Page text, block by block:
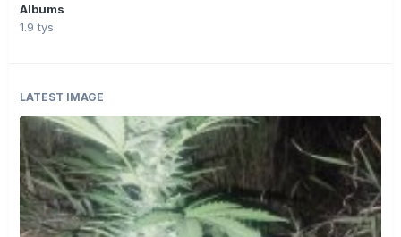
Albums
1.9 tys.
LATEST IMAGE